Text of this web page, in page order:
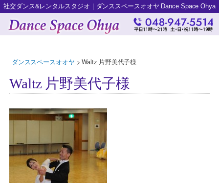
社交ダンス&レンタルスタジオ｜ダンススペースオオヤ Dance Space Ohya
ダンススペースオオヤ >Waltz 片野美代子様
Waltz 片野美代子様